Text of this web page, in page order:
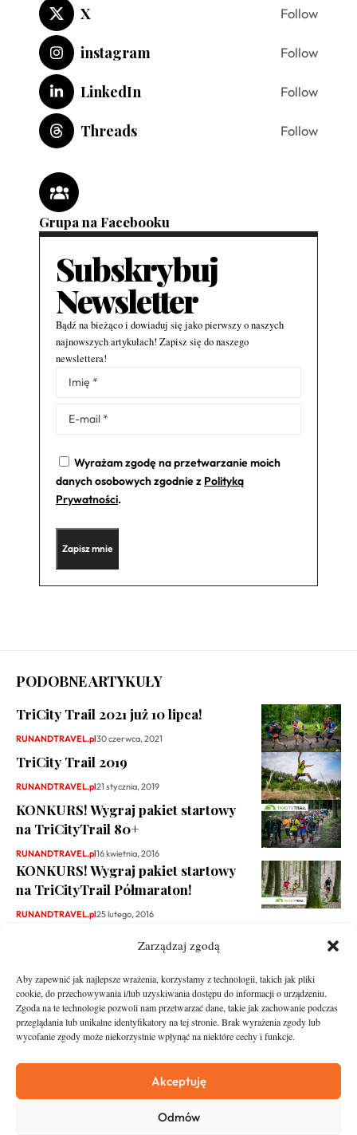
Zarządzaj zgodą
Aby zapewnić jak najlepsze wrażenia, korzystamy z technologii, takich jak pliki
cookie, do przechowywania i/lub uzyskiwania dostępu do informacji o urządzeniu.
Zgoda na te technologie pozwoli nam przetwarzać dane, takie jak zachowanie podczas
przeglądania lub unikalne identyfikatory na tej stronie. Brak wyrażenia zgody lub
wycofanie zgody może niekorzystnie wpłynąć na niektóre cechy i funkcje.
Akceptuję
Odmów
X Follow
instagram Follow
LinkedIn Follow
Threads Follow
Grupa na Facebooku
Subskrybuj
Newsletter
Bądź na bieżąco i dowiaduj się jako pierwszy o naszych
najnowszych artykułach! Zapisz się do naszego
newslettera!
Wyrażam zgodę na przetwarzanie moich
danych osobowych zgodnie z Polityką
Prywatności.
Alternative:
PODOBNE ARTYKUŁY
TriCity Trail 2021 już 10 lipca!
RUNANDTRAVEL.pl30 czerwca, 2021
TriCity Trail 2019
RUNANDTRAVEL.pl21 stycznia, 2019
KONKURS! Wygraj pakiet startowy
na TriCityTrail 80+
RUNANDTRAVEL.pl16 kwietnia, 2016
KONKURS! Wygraj pakiet startowy
na TriCityTrail Półmaraton!
RUNANDTRAVEL.pl25 lutego, 2016
Asfalt
O nas
Zostań Patronem
Kontakt